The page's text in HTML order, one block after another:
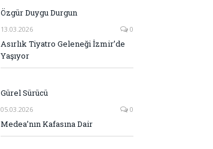
Özgür Duygu Durgun
13.03.2026 0
Asırlık Tiyatro Geleneği İzmir’de
Yaşıyor
Gürel Sürücü
05.03.2026 0
Medea’nın Kafasına Dair